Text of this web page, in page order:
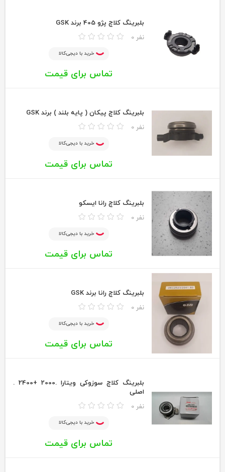
بلبرینگ کلاچ پژو 405 برند GSK
0 نفر
خرید با دیجی‌کالا
تماس برای قیمت
بلبرینگ کلاچ پیکان ( پایه بلند ) برند GSK
0 نفر
خرید با دیجی‌کالا
تماس برای قیمت
بلبرینگ کلاچ رانا ایسکو
0 نفر
خرید با دیجی‌کالا
تماس برای قیمت
بلبرینگ کلاچ رانا برند GSK
0 نفر
خرید با دیجی‌کالا
تماس برای قیمت
بلبرینگ کلاچ سوزوکی ویتارا .2000 +2400 .
اصلی
0 نفر
خرید با دیجی‌کالا
تماس برای قیمت